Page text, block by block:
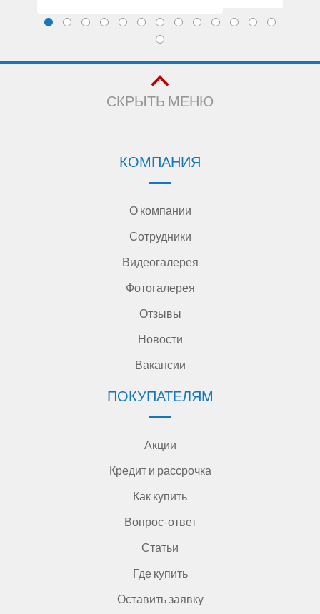
СКРЫТЬ МЕНЮ
КОМПАНИЯ
О компании
Сотрудники
Видеогалерея
Фотогалерея
Отзывы
Новости
Вакансии
ПОКУПАТЕЛЯМ
Акции
Кредит и рассрочка
Как купить
Вопрос-ответ
Статьи
Где купить
Оставить заявку